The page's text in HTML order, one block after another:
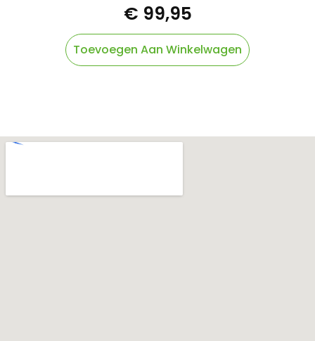
€ 99,95
Toevoegen Aan Winkelwagen